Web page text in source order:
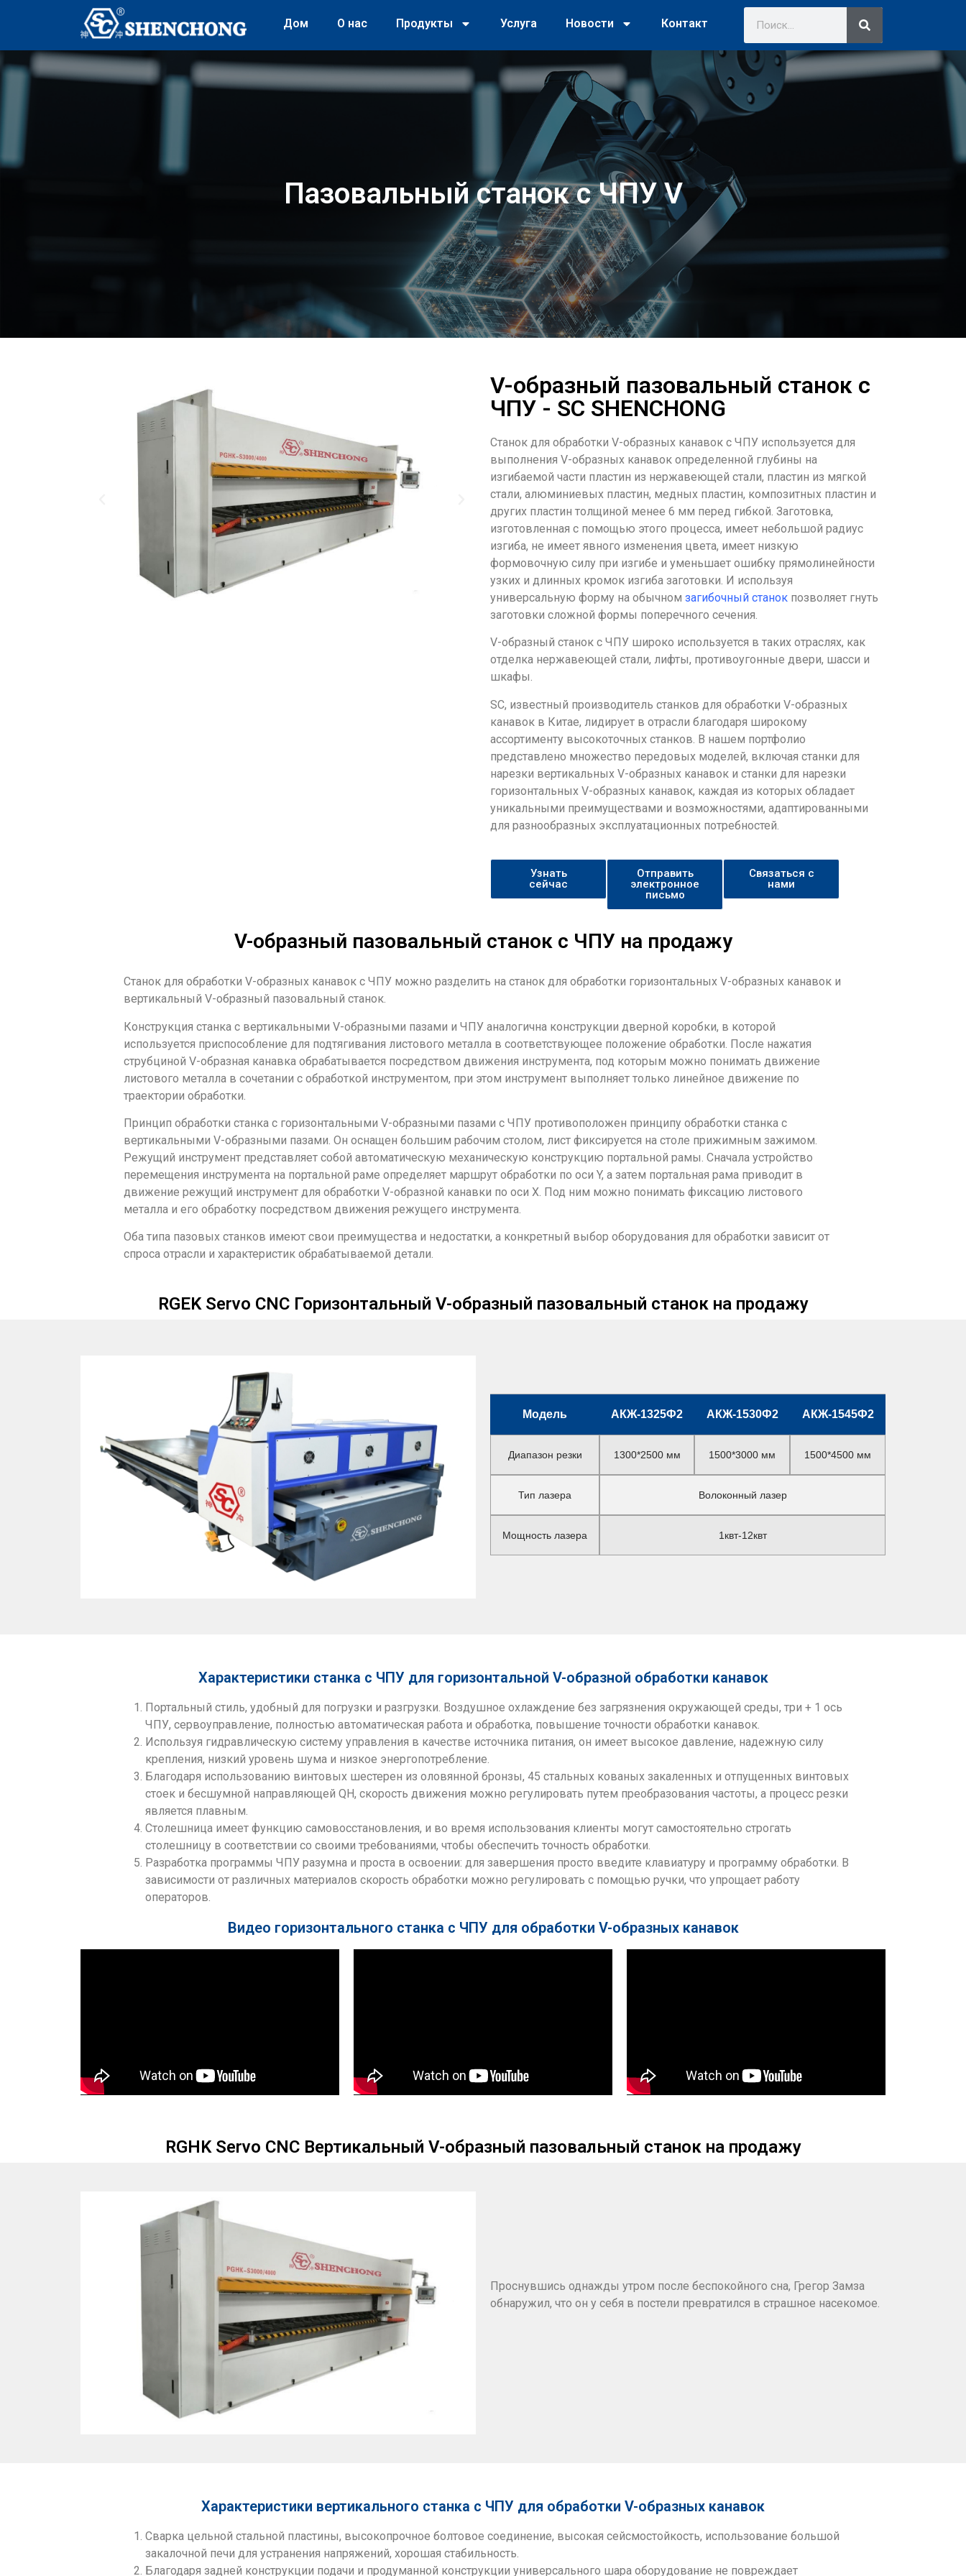
Дом О нас Продукты Услуга Новости Контакт
Пазовальный станок с ЧПУ V
V-образный пазовальный станок с
ЧПУ - SC SHENCHONG
Станок для обработки V-образных канавок с ЧПУ используется для
выполнения V-образных канавок определенной глубины на
изгибаемой части пластин из нержавеющей стали, пластин из мягкой
стали, алюминиевых пластин, медных пластин, композитных пластин и
других пластин толщиной менее 6 мм перед гибкой. Заготовка,
изготовленная с помощью этого процесса, имеет небольшой радиус
изгиба, не имеет явного изменения цвета, имеет низкую
формовочную силу при изгибе и уменьшает ошибку прямолинейности
узких и длинных кромок изгиба заготовки. И используя
универсальную форму на обычном загибочный станок позволяет гнуть
заготовки сложной формы поперечного сечения.
V-образный станок с ЧПУ широко используется в таких отраслях, как
отделка нержавеющей стали, лифты, противоугонные двери, шасси и
шкафы.
SC, известный производитель станков для обработки V-образных
канавок в Китае, лидирует в отрасли благодаря широкому
ассортименту высокоточных станков. В нашем портфолио
представлено множество передовых моделей, включая станки для
нарезки вертикальных V-образных канавок и станки для нарезки
горизонтальных V-образных канавок, каждая из которых обладает
уникальными преимуществами и возможностями, адаптированными
для разнообразных эксплуатационных потребностей.
Узнать
сейчас
Отправить
электронное
письмо
Связаться с
нами
V-образный пазовальный станок с ЧПУ на продажу
Станок для обработки V-образных канавок с ЧПУ можно разделить на станок для обработки горизонтальных V-образных канавок и
вертикальный V-образный пазовальный станок.
Конструкция станка с вертикальными V-образными пазами и ЧПУ аналогична конструкции дверной коробки, в которой
используется приспособление для подтягивания листового металла в соответствующее положение обработки. После нажатия
струбциной V-образная канавка обрабатывается посредством движения инструмента, под которым можно понимать движение
листового металла в сочетании с обработкой инструментом, при этом инструмент выполняет только линейное движение по
траектории обработки.
Принцип обработки станка с горизонтальными V-образными пазами с ЧПУ противоположен принципу обработки станка с
вертикальными V-образными пазами. Он оснащен большим рабочим столом, лист фиксируется на столе прижимным зажимом.
Режущий инструмент представляет собой автоматическую механическую конструкцию портальной рамы. Сначала устройство
перемещения инструмента на портальной раме определяет маршрут обработки по оси Y, а затем портальная рама приводит в
движение режущий инструмент для обработки V-образной канавки по оси X. Под ним можно понимать фиксацию листового
металла и его обработку посредством движения режущего инструмента.
Оба типа пазовых станков имеют свои преимущества и недостатки, а конкретный выбор оборудования для обработки зависит от
спроса отрасли и характеристик обрабатываемой детали.
RGEK Servo CNC Горизонтальный V-образный пазовальный станок на продажу
Модель АКЖ-1325Ф2 АКЖ-1530Ф2 АКЖ-1545Ф2
Диапазон резки 1300*2500 мм 1500*3000 мм 1500*4500 мм
Тип лазера Волоконный лазер
Мощность лазера 1квт-12квт
Характеристики станка с ЧПУ для горизонтальной V-образной обработки канавок
Портальный стиль, удобный для погрузки и разгрузки. Воздушное охлаждение без загрязнения окружающей среды, три + 1 ось
ЧПУ, сервоуправление, полностью автоматическая работа и обработка, повышение точности обработки канавок.
Используя гидравлическую систему управления в качестве источника питания, он имеет высокое давление, надежную силу
крепления, низкий уровень шума и низкое энергопотребление.
Благодаря использованию винтовых шестерен из оловянной бронзы, 45 стальных кованых закаленных и отпущенных винтовых
стоек и бесшумной направляющей QH, скорость движения можно регулировать путем преобразования частоты, а процесс резки
является плавным.
Столешница имеет функцию самовосстановления, и во время использования клиенты могут самостоятельно строгать
столешницу в соответствии со своими требованиями, чтобы обеспечить точность обработки.
Разработка программы ЧПУ разумна и проста в освоении: для завершения просто введите клавиатуру и программу обработки. В
зависимости от различных материалов скорость обработки можно регулировать с помощью ручки, что упрощает работу
операторов.
Видео горизонтального станка с ЧПУ для обработки V-образных канавок
RGHK Servo CNC Вертикальный V-образный пазовальный станок на продажу
Проснувшись однажды утром после беспокойного сна, Грегор Замза
обнаружил, что он у себя в постели превратился в страшное насекомое.
Характеристики вертикального станка с ЧПУ для обработки V-образных канавок
Сварка цельной стальной пластины, высокопрочное болтовое соединение, высокая сейсмостойкость, использование большой
закалочной печи для устранения напряжений, хорошая стабильность.
Благодаря задней конструкции подачи и продуманной конструкции универсального шара оборудование не повреждает